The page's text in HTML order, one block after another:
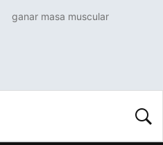
ganar masa muscular